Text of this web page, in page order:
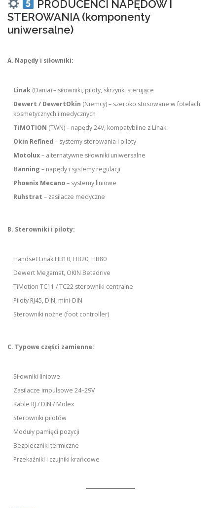
PRODUCENCI NAPĘDÓW I
STEROWANIA (komponenty
uniwersalne)
A. Napędy i siłowniki:
Linak (Dania) – siłowniki, piloty, skrzynki sterujące
Dewert / DewertOkin (Niemcy) – szeroko stosowane w fotelach
kosmetycznych i medycznych
TiMOTION (TWN) – napędy 24V, kompatybilne z Linak
Okin Refined – systemy sterowania i piloty
Motolux– alternatywne siłowniki uniwersalne
Hanning – napędy i systemy regulacji
Phoenix Mecano– systemy liniowe
Ruhstrat – zasilacze medyczne
B. Sterowniki i piloty:
Handset Linak HB10, HB20, HB80
Dewert Megamat, OKIN Betadrive
TiMotion TC11 / TC22 sterowniki centralne
Piloty RJ45, DIN, mini-DIN
Sterowniki nożne (foot controller)
C. Typowe części zamienne:
Siłowniki liniowe
Zasilacze impulsowe 24–29V
Kable RJ / DIN / Molex
Sterowniki pilotów
Moduły pamięci pozycji
Bezpieczniki termiczne
Przekaźniki i czujniki krańcowe